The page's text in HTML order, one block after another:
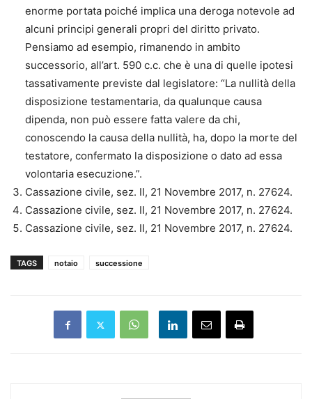
enorme portata poiché implica una deroga notevole ad
alcuni principi generali propri del diritto privato.
Pensiamo ad esempio, rimanendo in ambito
successorio, all’art. 590 c.c. che è una di quelle ipotesi
tassativamente previste dal legislatore: “La nullità della
disposizione testamentaria, da qualunque causa
dipenda, non può essere fatta valere da chi,
conoscendo la causa della nullità, ha, dopo la morte del
testatore, confermato la disposizione o dato ad essa
volontaria esecuzione.”.
Cassazione civile, sez. II, 21 Novembre 2017, n. 27624.
Cassazione civile, sez. II, 21 Novembre 2017, n. 27624.
Cassazione civile, sez. II, 21 Novembre 2017, n. 27624.
TAGS notaio successione